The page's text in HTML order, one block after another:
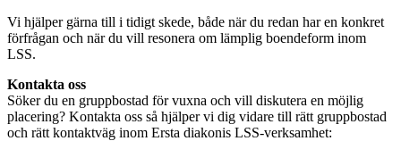
Vi hjälper gärna till i tidigt skede, både när du redan har en konkret
förfrågan och när du vill resonera om lämplig boendeform inom
LSS.
Kontakta oss
Söker du en gruppbostad för vuxna och vill diskutera en möjlig
placering? Kontakta oss så hjälper vi dig vidare till rätt gruppbostad
och rätt kontaktväg inom Ersta diakonis LSS-verksamhet: